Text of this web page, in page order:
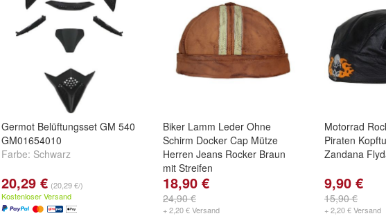
Germot Belüftungsset GM 540
GM01654010
Farbe: Schwarz
20,29 € (20,29 €/)
Kostenloser Versand
Biker Lamm Leder Ohne
Schirm Docker Cap Mütze
Herren Jeans Rocker Braun
mit Streifen
18,90 €
24,90 €
+ 2,20 € Versand
Motorrad
Piraten
Zandana
9,90 €
15,90 €
+ 2,20 € Versand